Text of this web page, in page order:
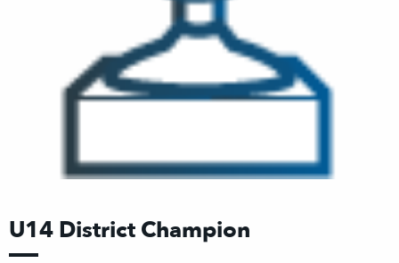
U14 District Champion